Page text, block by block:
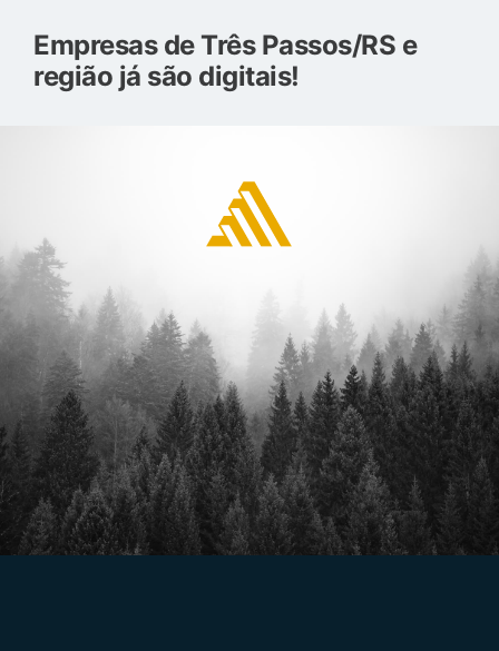
Empresas de Três Passos/RS e
região já são digitais!